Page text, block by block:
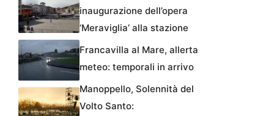
inaugurazione dell’opera
‘Meraviglia’ alla stazione
Francavilla al Mare, allerta
meteo: temporali in arrivo
Manoppello, Solennità del
Volto Santo: